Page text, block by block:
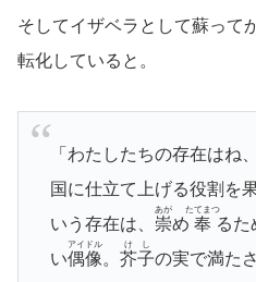
そしてイザベラとして蘇って
転化していると。
「わたしたちの存在はね
国に仕立て上げる役割を
いう存在は、 崇
あが
め 奉
たてまつ
るた
い偶像
アイドル
。 芥子
けし
の実で満た